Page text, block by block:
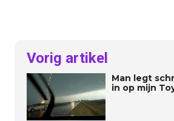
Vorig artikel
Man legt
in op mijn